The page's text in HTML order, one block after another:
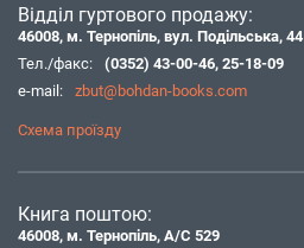
Відділ гуртового продажу:
46008, м. Тернопіль, вул. Подільська, 44
Тел./факс:
(0352) 43-00-46, 25-18-09
e-mail:
zbut@bohdan-books.com
Схема проїзду
Книга поштою:
46008, м. Тернопіль, А/С 529